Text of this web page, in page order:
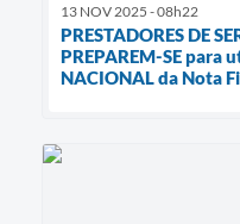
13 NOV 2025 - 08h22
PRESTADORES DE
PREPAREM-SE para
NACIONAL da Nota